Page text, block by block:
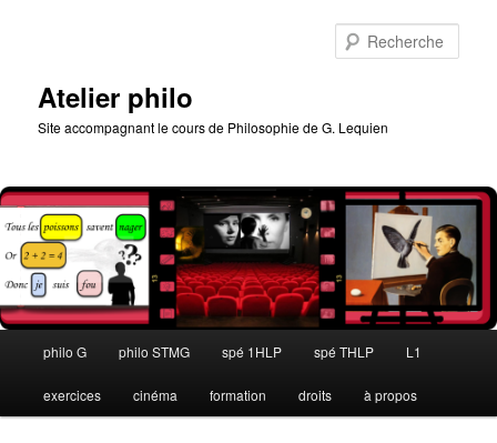
Atelier philo
Site accompagnant le cours de Philosophie de G. Lequien
principal
philo G philo STMG spé 1HLP spé THLP L1
exercices cinéma formation droits à propos